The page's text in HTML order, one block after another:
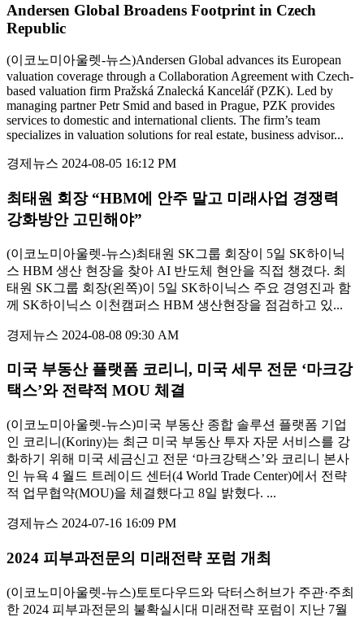
Andersen Global Broadens Footprint in Czech
Republic
(이코노미아울렛-뉴스)Andersen Global advances its European
valuation coverage through a Collaboration Agreement with Czech-
based valuation firm Pražská Znalecká Kancelář (PZK). Led by
managing partner Petr Smid and based in Prague, PZK provides
services to domestic and international clients. The firm’s team
specializes in valuation solutions for real estate, business advisor...
경제뉴스 2024-08-05 16:12 PM
최태원 회장 “HBM에 안주 말고 미래사업 경쟁력
강화방안 고민해야”
(이코노미아울렛-뉴스)최태원 SK그룹 회장이 5일 SK하이닉
스 HBM 생산 현장을 찾아 AI 반도체 현안을 직접 챙겼다. 최
태원 SK그룹 회장(왼쪽)이 5일 SK하이닉스 주요 경영진과 함
께 SK하이닉스 이천캠퍼스 HBM 생산현장을 점검하고 있...
경제뉴스 2024-08-08 09:30 AM
미국 부동산 플랫폼 코리니, 미국 세무 전문 ‘마크강
택스’와 전략적 MOU 체결
(이코노미아울렛-뉴스)미국 부동산 종합 솔루션 플랫폼 기업
인 코리니(Koriny)는 최근 미국 부동산 투자 자문 서비스를 강
화하기 위해 미국 세금신고 전문 ‘마크강택스’와 코리니 본사
인 뉴욕 4 월드 트레이드 센터(4 World Trade Center)에서 전략
적 업무협약(MOU)을 체결했다고 8일 밝혔다. ...
경제뉴스 2024-07-16 16:09 PM
2024 피부과전문의 미래전략 포럼 개최
(이코노미아울렛-뉴스)토토다우드와 닥터스허브가 주관·주최
한 2024 피부과전문의 불확실시대 미래전략 포럼이 지난 7월